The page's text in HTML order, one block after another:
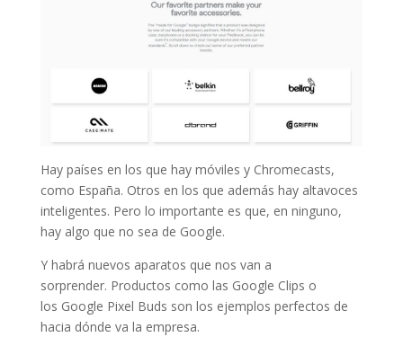
Hay países en los que hay móviles y Chromecasts,
como España. Otros en los que además hay altavoces
inteligentes. Pero lo importante es que, en ninguno,
hay algo que no sea de Google.
Y habrá nuevos aparatos que nos van a
sorprender. Productos como las Google Clips o
los Google Pixel Buds son los ejemplos perfectos de
hacia dónde va la empresa.